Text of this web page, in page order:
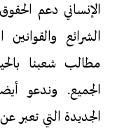
الإنساني دعم
الشرائع
مطالب شعبنا
الجميع. وندعو
الجديدة التي